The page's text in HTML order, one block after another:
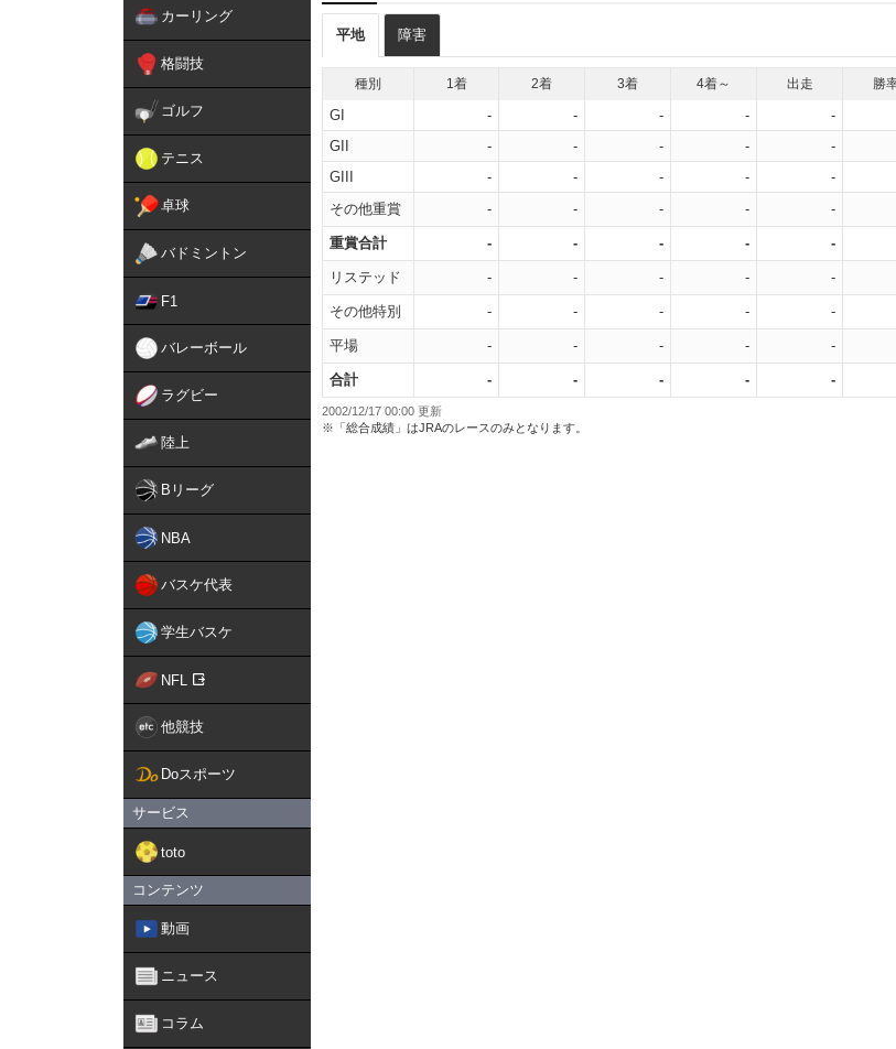
カーリング
格闘技
ゴルフ
テニス
卓球
バドミントン
F1
バレーボール
ラグビー
陸上
Bリーグ
NBA
バスケ代表
学生バスケ
NFL
他競技
Doスポーツ
サービス
toto
コンテンツ
動画
ニュース
コラム
平地 障害
種別 1着 2着 3着 4着～ 出走 勝
GI - - - - -
GII
- - - - -
GIII
- - - - -
その他重賞
- - - - -
重賞合計 - - - - -
リステッド - - - - -
その他特別 - - - - -
平場 - - - - -
合計 - - - - -
2002/12/17 00:00 更新
※「総合成績」はJRAのレースのみとなります。